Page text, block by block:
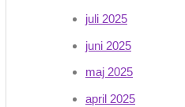
juli 2025
juni 2025
maj 2025
april 2025